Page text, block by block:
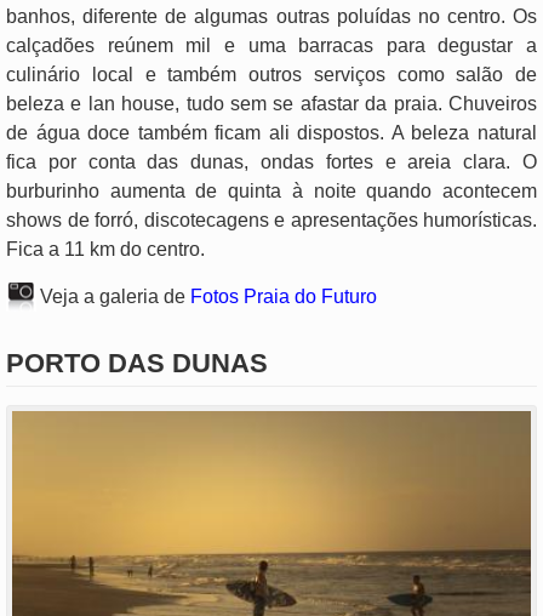
banhos, diferente de algumas outras poluídas no centro. Os
calçadões reúnem mil e uma barracas para degustar a
culinário local e também outros serviços como salão de
beleza e lan house, tudo sem se afastar da praia. Chuveiros
de água doce também ficam ali dispostos. A beleza natural
fica por conta das dunas, ondas fortes e areia clara. O
burburinho aumenta de quinta à noite quando acontecem
shows de forró, discotecagens e apresentações humorísticas.
Fica a 11 km do centro.
Veja a galeria de Fotos Praia do Futuro
PORTO DAS DUNAS